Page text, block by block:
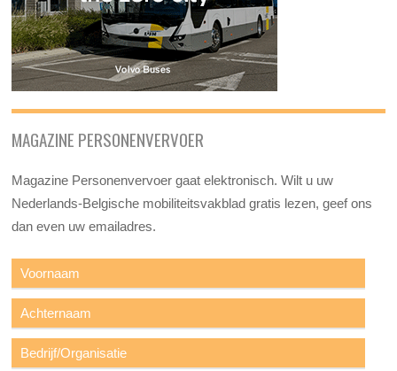
MAGAZINE PERSONENVERVOER
Magazine Personenvervoer gaat elektronisch. Wilt u uw
Nederlands-Belgische mobiliteitsvakblad gratis lezen, geef ons
dan even uw emailadres.